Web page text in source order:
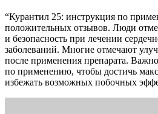
“Курантил 25: инструкция по
положительных отзывов. Люди
и безопасность при лечении
заболеваний. Многие отмечают
после применения препарата.
по применению, чтобы достичь
избежать возможных побочных